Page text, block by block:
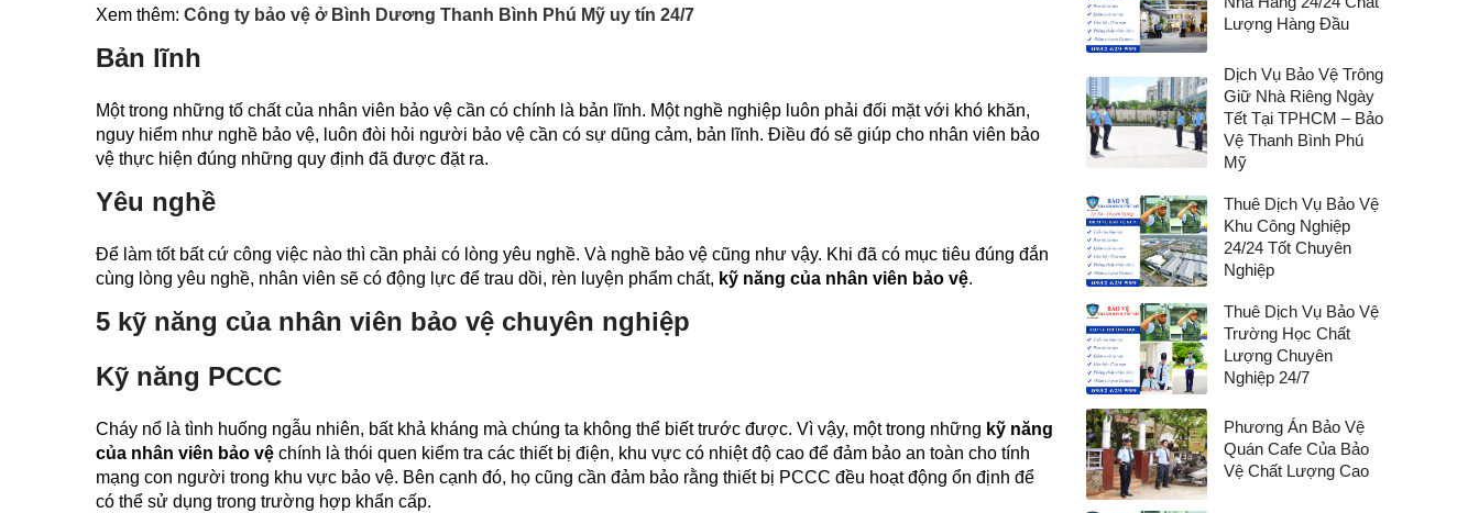
Xem thêm: Công ty bảo vệ ở Bình Dương Thanh Bình Phú Mỹ uy tín 24/7
Bản lĩnh
Một trong những tố chất của nhân viên bảo vệ cần có chính là bản lĩnh. Một nghề nghiệp luôn phải đối mặt với khó khăn,
nguy hiểm như nghề bảo vệ, luôn đòi hỏi người bảo vệ cần có sự dũng cảm, bản lĩnh. Điều đó sẽ giúp cho nhân viên bảo
vệ thực hiện đúng những quy định đã được đặt ra.
Yêu nghề
Để làm tốt bất cứ công việc nào thì cần phải có lòng yêu nghề. Và nghề bảo vệ cũng như vậy. Khi đã có mục tiêu đúng đắn
cùng lòng yêu nghề, nhân viên sẽ có động lực để trau dồi, rèn luyện phẩm chất, kỹ năng của nhân viên bảo vệ.
5 kỹ năng của nhân viên bảo vệ chuyên nghiệp
Kỹ năng PCCC
Cháy nổ là tình huống ngẫu nhiên, bất khả kháng mà chúng ta không thể biết trước được. Vì vậy, một trong những kỹ năng
của nhân viên bảo vệ chính là thói quen kiểm tra các thiết bị điện, khu vực có nhiệt độ cao để đảm bảo an toàn cho tính
mạng con người trong khu vực bảo vệ. Bên cạnh đó, họ cũng cần đảm bảo rằng thiết bị PCCC đều hoạt động ổn định để
có thể sử dụng trong trường hợp khẩn cấp.
Lượng Hàng Đầu
Dịch Vụ Bảo Vệ Trông
Giữ Nhà Riêng Ngày
Tết Tại TPHCM – Bảo
Vệ Thanh Bình Phú
Mỹ
Thuê Dịch Vụ Bảo Vệ
Khu Công Nghiệp
24/24 Tốt Chuyên
Nghiệp
Thuê Dịch Vụ Bảo Vệ
Trường Học Chất
Lượng Chuyên
Nghiệp 24/7
Phương Án Bảo Vệ
Quán Cafe Của Bảo
Vệ Chất Lượng Cao